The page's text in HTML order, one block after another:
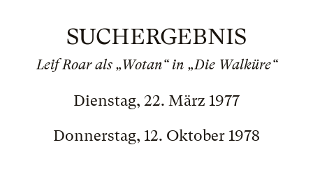
SUCHERGEBNIS
Leif Roar als „Wotan“ in „Die Walküre“
Dienstag, 22. März 1977
Donnerstag, 12. Oktober 1978